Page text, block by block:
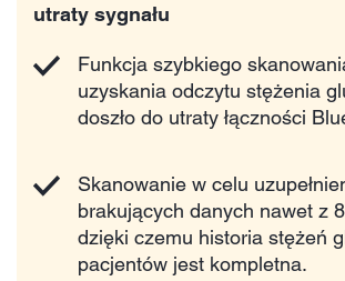
utraty sygnału
Funkcja szybkiego
uzyskania odczytu stężenia
doszło do utraty łączności
Skanowanie w celu
brakujących danych nawet z
dzięki czemu historia stężeń
pacjentów jest kompletna.